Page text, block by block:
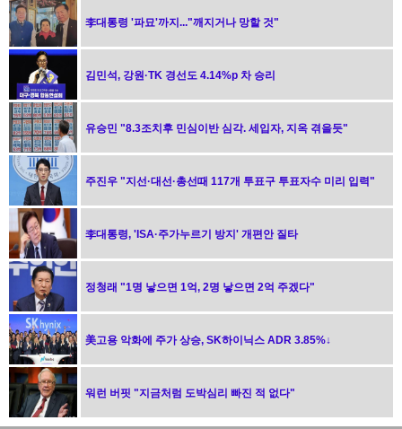
李대통령 '파묘'까지..."깨지거나 망할 것"
김민석, 강원·TK 경선도 4.14%p 차 승리
유승민 "8.3조치후 민심이반 심각. 세입자, 지옥 겪을듯"
주진우 "지선·대선·총선때 117개 투표구 투표자수 미리 입력"
李대통령, 'ISA·주가누르기 방지' 개편안 질타
정청래 "1명 낳으면 1억, 2명 낳으면 2억 주겠다"
美고용 악화에 주가 상승, SK하이닉스 ADR 3.85%↓
워런 버핏 "지금처럼 도박심리 빠진 적 없다"